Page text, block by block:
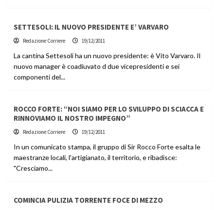
SETTESOLI: IL NUOVO PRESIDENTE E’ VARVARO
Redazione Corriere 19/12/2011
La cantina Settesoli ha un nuovo presidente: è Vito Varvaro. Il
nuovo manager è coadiuvato d due vicepresidenti e sei
componenti del...
ROCCO FORTE: “NOI SIAMO PER LO SVILUPPO DI SCIACCA E
RINNOVIAMO IL NOSTRO IMPEGNO”
Redazione Corriere 19/12/2011
In un comunicato stampa, il gruppo di Sir Rocco Forte esalta le
maestranze locali, l'artigianato, il territorio, e ribadisce:
"Cresciamo...
COMINCIA PULIZIA TORRENTE FOCE DI MEZZO